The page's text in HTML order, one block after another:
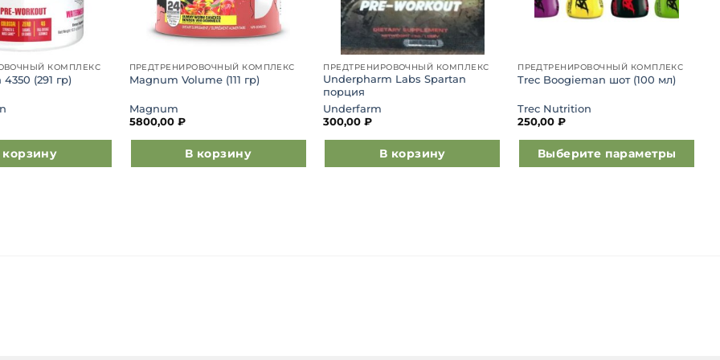
КОМПЛЕКС
(291 гр)
корзину
ПРЕДТРЕНИРОВОЧНЫЙ КОМПЛЕКС
Magnum Volume (111 гр)
Magnum
5800,00 ₽
В корзину
ПРЕДТРЕНИРОВОЧНЫЙ КОМПЛЕКС
Underpharm Labs Spartan
порция
Underfarm
300,00₽
В корзину
ПРЕДТРЕНИРОВОЧНЫЙ КОМПЛЕКС
Trec Boogieman шот (100 мл)
Trec Nutrition
250,00₽
Выберите параметры